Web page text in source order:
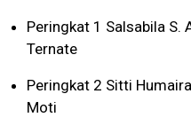
Peringkat 1 Salsabila S.
Ternate
Peringkat 2 Sitti
Moti